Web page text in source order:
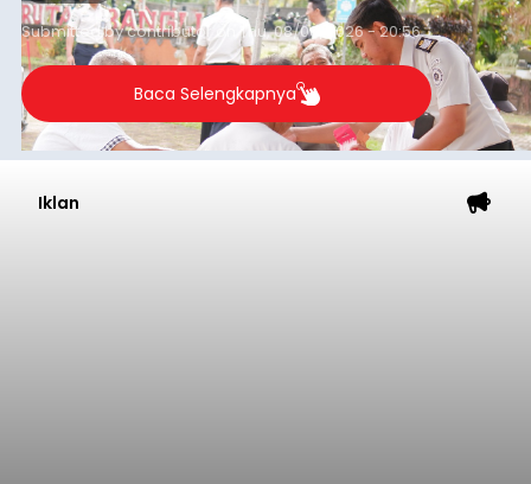
Submitted bycontributor Thu, 08/06/2026 - 20:56
Baca Selengkapnya
Iklan